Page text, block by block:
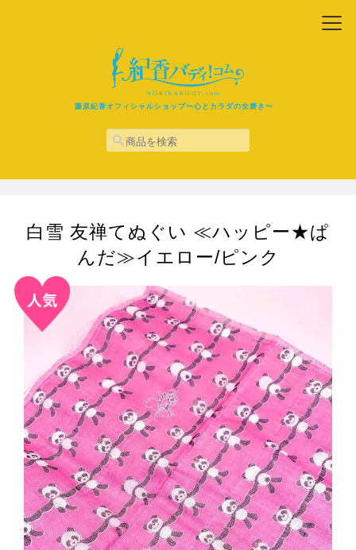
藤原紀香オフィシャルショップ〜心とカラダの女磨き〜
白雪 友禅てぬぐい ≪ハッピー★ぱ
んだ≫イエロー/ピンク